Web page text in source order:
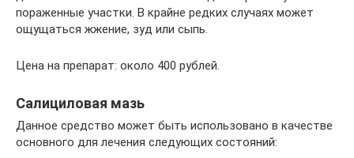
пораженные участки. В крайне редких случаях может
ощущаться жжение, зуд или сыпь.
Цена на препарат: около 400 рублей.
Салициловая мазь
Данное средство может быть использовано в качестве
основного для лечения следующих состояний: